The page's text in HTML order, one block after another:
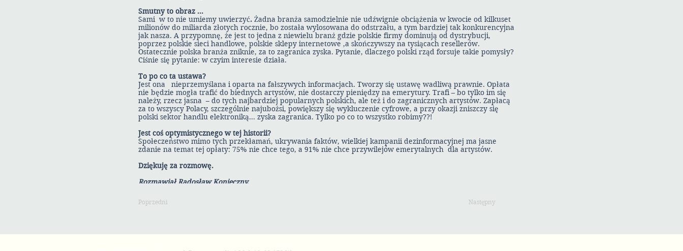
Smutny to obraz …
Sami w to nie umiemy uwierzyć. Żadna branża samodzielnie nie udźwignie obciążenia w kwocie od kilkuset
milionów do miliarda złotych rocznie, bo została wylosowana do odstrzału, a tym bardziej tak konkurencyjna
jak nasza. A przypomnę, że jest to jedna z niewielu branż gdzie polskie firmy dominują od dystrybucji,
poprzez polskie sieci handlowe, polskie sklepy internetowe ,a skończywszy na tysiącach resellerów.
Ostatecznie polska branża zniknie, za to zagranica zyska. Pytanie, dlaczego polski rząd forsuje takie pomysły?
Ciśnie się pytanie: w czyim interesie działa.
To po co ta ustawa?
Jest ona nieprzemyślana i oparta na fałszywych informacjach. Tworzy się ustawę wadliwą prawnie. Opłata
nie będzie mogła trafić do biednych artystów, nie dostarczy pieniędzy na emerytury. Trafi – bo tylko im się
należy, rzecz jasna – do tych najbardziej popularnych polskich, ale też i do zagranicznych artystów. Zapłacą
za to wszyscy Polacy, szczególnie najubożsi, powiększy się wykluczenie cyfrowe, a przy okazji zniszczy się
polski sektor handlu elektroniką… zyska zagranica. Tylko po co to wszystko robimy??!
Jest coś optymistycznego w tej historii?
Społeczeństwo mimo tych przekłamań, ukrywania faktów, wielkiej kampanii dezinformacyjnej ma jasne
zdanie na temat tej opłaty: 75% nie chce tego, a 91% nie chce przywilejów emerytalnych dla artystów.
Dziękuję za rozmowę.
Rozmawiał Radosław Konieczny.
Poprzedni Następny